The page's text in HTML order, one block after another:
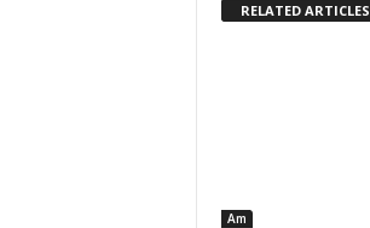
RELATED ARTICLES
Am